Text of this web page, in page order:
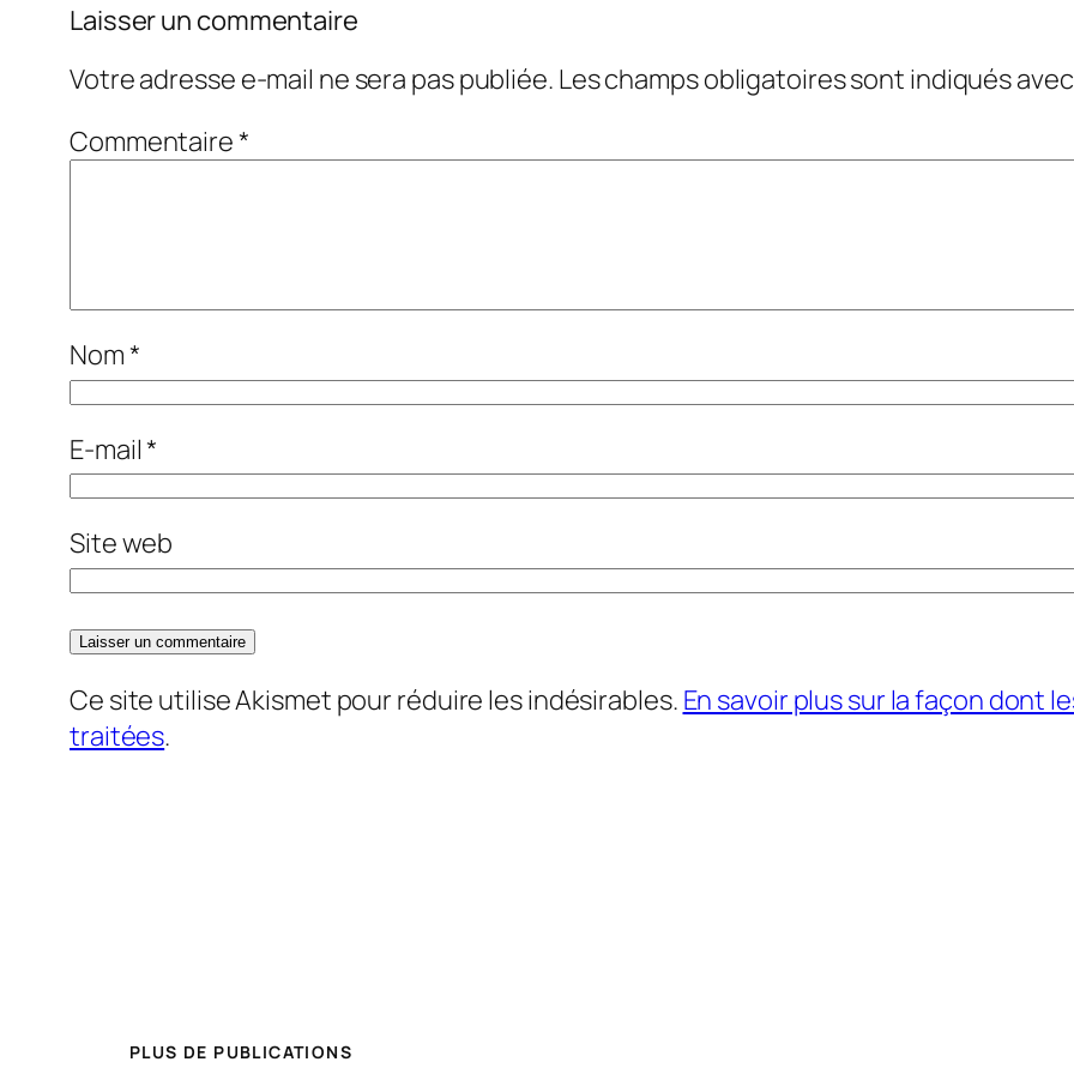
Laisser un commentaire
Votre adresse e-mail ne sera pas publiée. Les champs obligatoires sont indiqués
Commentaire*
Nom*
E-mail*
Site web
Ce site utilise Akismet pour réduire les indésirables. En savoir plus sur la façon dont
traitées.
PLUS DE PUBLICATIONS